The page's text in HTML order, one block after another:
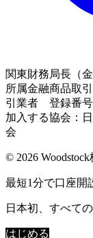
関東財務局長（
所属金融商品取
引業者 登録番号
加入する協会：
会
© 2026
最短1分で口座開
日本初、すべて
はじめる